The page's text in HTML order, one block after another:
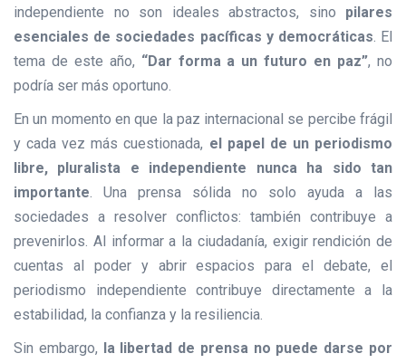
independiente no son ideales abstractos, sino pilares
esenciales de sociedades pacíficas y democráticas. El
tema de este año, “Dar forma a un futuro en paz”, no
podría ser más oportuno.
En un momento en que la paz internacional se percibe frágil
y cada vez más cuestionada, el papel de un periodismo
libre, pluralista e independiente nunca ha sido tan
importante. Una prensa sólida no solo ayuda a las
sociedades a resolver conflictos: también contribuye a
prevenirlos. Al informar a la ciudadanía, exigir rendición de
cuentas al poder y abrir espacios para el debate, el
periodismo independiente contribuye directamente a la
estabilidad, la confianza y la resiliencia.
Sin embargo,
la libertad de prensa no puede darse por